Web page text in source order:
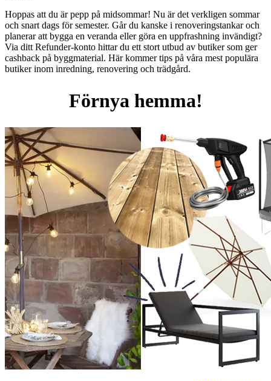
Hoppas att du är pepp på midsommar! Nu är det verkligen sommar
och snart dags för semester. Går du kanske i renoveringstankar och
planerar att bygga en veranda eller göra en uppfrashning invändigt?
Via ditt Refunder-konto hittar du ett stort utbud av butiker som ger
cashback på byggmaterial. Här kommer tips på våra mest populära
butiker inom inredning, renovering och trädgård.
Förnya hemma!